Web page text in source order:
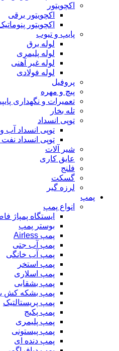
اکچویتور
اکچویتور برقی
اکچویتور
پایپ و تیوب
لوله برق
لوله پلیمری
لوله غیر آهنی
لوله فولادی
پروفیل
پیچ و مهره
تعمیرات و نگهداری
تله بخار
توپی انسداد
توپی انسداد آب
توپی انسداد نفت
شیر آلات
عایق کاری
فلنج
گسکت
لرزه گیر
پمپ
انواع پمپ
ایستگاه پمپاژ
بوستر پمپ
پمپ Airless
پمپ آب جتی
پمپ آب خانگی
پمپ استخر
پمپ اسلاری
پمپ بشقابی
پمپ بشکه کش
پمپ پریستالتیک
پمپ پکیج
پمپ پلیمری
پمپ پیستونی
پمپ دنده ای